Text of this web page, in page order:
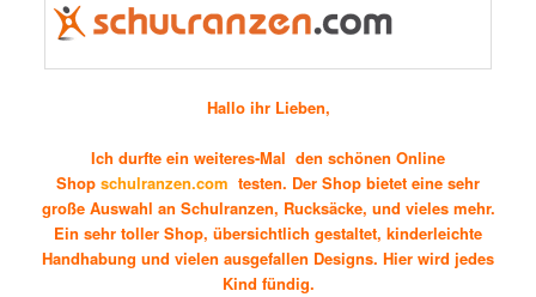
Hallo ihr Lieben,
Ich durfte ein weiteres-Mal den schönen Online
Shop schulranzen.com testen. Der Shop bietet eine sehr
große Auswahl an Schulranzen, Rucksäcke, und vieles mehr.
Ein sehr toller Shop, übersichtlich gestaltet, kinderleichte
Handhabung und vielen ausgefallen Designs. Hier wird jedes
Kind fündig.